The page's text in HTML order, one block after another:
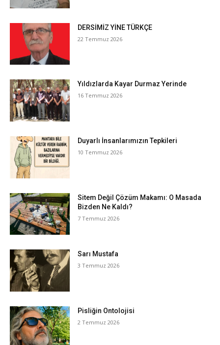
DERSİMİZ YİNE TÜRKÇE
22 Temmuz 2026
Yıldızlarda Kayar Durmaz Yerinde
16 Temmuz 2026
Duyarlı İnsanlarımızın Tepkileri
10 Temmuz 2026
Sitem Değil Çözüm Makamı: O Masada
Bizden Ne Kaldı?
7 Temmuz 2026
Sarı Mustafa
3 Temmuz 2026
Pisliğin Ontolojisi
2 Temmuz 2026